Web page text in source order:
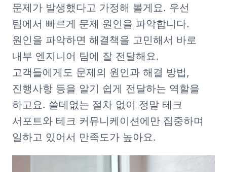
문제가 발생했다고 가정해 볼게요. 우선
팀에서 빠르게 문제 원인을 파악합니다.
원인을 파악하면 해결책을 고민해서 바로
내부 엔지니어 팀에 잘 전달해요.
고객들에게도 문제의 원인과 해결 방법,
진행사항 등을 알기 쉽게 전달하는 역할을
하고요. 쓸데없는 절차 없이 정말 테크
서포트와 테크 커뮤니케이션에만 집중하며
일하고 있어서 만족도가 높아요.